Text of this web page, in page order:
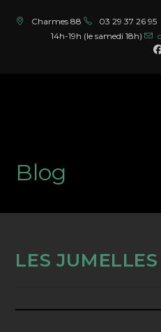
Charmes 88 03 29 37 26 95
14h-19h (le samedi 18h)
Blog
LES JUMELLES